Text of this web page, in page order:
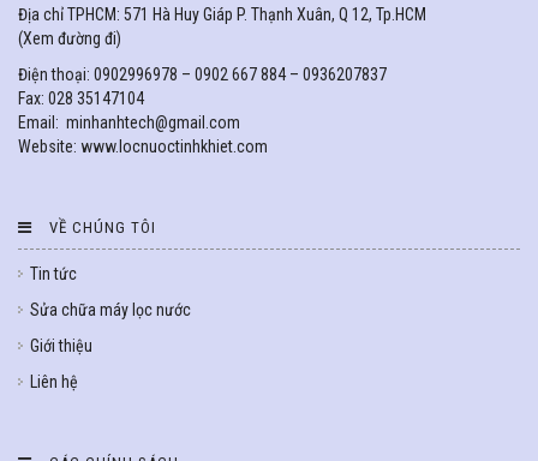
Địa chỉ TPHCM: 571 Hà Huy Giáp P. Thạnh Xuân, Q 12, Tp.HCM
(Xem đường đi)
Điện thoại: 0902996978 – 0902 667 884 – 0936207837
Fax: 028 35147104
Email: minhanhtech@gmail.com
Website: www.locnuoctinhkhiet.com
VỀ CHÚNG TÔI
Tin tức
Sửa chữa máy lọc nước
Giới thiệu
Liên hệ